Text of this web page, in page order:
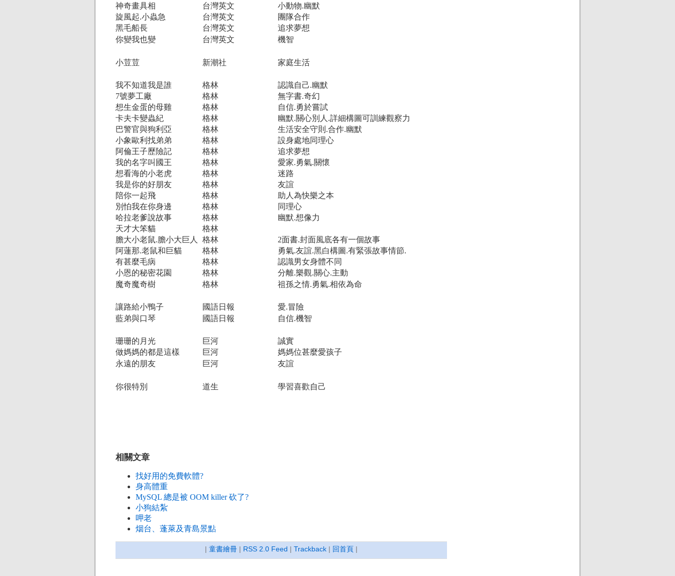
神奇畫具相
台灣英文
小動物.幽默
旋風起.小蟲急
台灣英文
團隊合作
黑毛船長
台灣英文
追求夢想
你變我也變
台灣英文 機智
小荳荳 新潮社 家庭生活
我不知道我是誰 格林
認識自己.幽默
7號夢工廠
格林
無字書.奇幻
想生金蛋的母雞
格林
自信.勇於嘗試
卡夫卡變蟲紀
格林
幽默.關心別人.詳細構圖可訓練觀察力
巴警官與狗利亞
格林
生活安全守則.合作.幽默
小象歐利找弟弟
格林
設身處地同理心
阿倫王子歷險記
格林
追求夢想
我的名字叫國王
格林
愛家.勇氣.關懷
想看海的小老虎
格林
迷路
我是你的好朋友
格林
友誼
陪你一起飛
格林
助人為快樂之本
別怕我在你身邊
格林
同理心
哈拉老爹說故事
格林
幽默.想像力
天才大笨貓
格林
膽大小老鼠.膽小大巨人
格林
2面書.封面風底各有一個故事
阿蓮那.老鼠和巨貓
格林
勇氣.友誼.黑白構圖.有緊張故事情節.
有甚麼毛病
格林
認識男女身體不同
小恩的秘密花園
格林
分離.樂觀.關心.主動
魔奇魔奇樹
格林 祖孫之情.勇氣.相依為命
讓路給小鴨子 國語日報
愛.冒險
藍弟與口琴
國語日報 自信.機智
珊珊的月光 巨河
誠實
做媽媽的都是這樣
巨河
媽媽位甚麼愛孩子
永遠的朋友
巨河 友誼
你很特別 道生 學習喜歡自己
相關文章
找好用的免費軟體?
身高體重
MySQL 總是被 OOM killer 砍了?
小狗結紮
呷老
烟台、蓬萊及青島景點
| 童書繪冊 | RSS 2.0 Feed | Trackback | 回首頁 |